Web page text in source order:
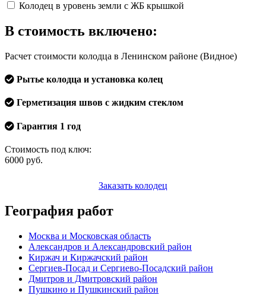
Колодец в уровень земли с ЖБ крышкой
В стоимость включено:
Расчет стоимости колодца в Ленинском районе (Видное)
Рытье колодца и установка колец
Герметизация швов с жидким стеклом
Гарантия 1 год
Стоимость под ключ:
6000 руб.
Заказать колодец
География работ
Москва и Московская область
Александров и Александровский район
Киржач и Киржачский район
Сергиев-Посад и Сергиево-Посадский район
Дмитров и Дмитровский район
Пушкино и Пушкинский район